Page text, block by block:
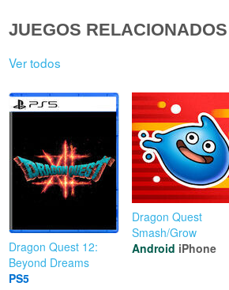
JUEGOS RELACIONADOS
Ver todos
Dragon Quest 12:
Beyond Dreams
PS5
Dragon Quest
Smash/Grow
Android iPhone